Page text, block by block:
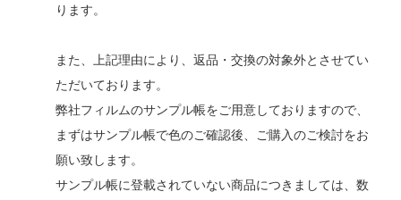
ります。
また、上記理由により、返品・交換の対象外とさせてい
ただいております。
弊社フィルムのサンプル帳をご用意しておりますので、
まずはサンプル帳で色のご確認後、ご購入のご検討をお
願い致します。
サンプル帳に登載されていない商品につきましては、数